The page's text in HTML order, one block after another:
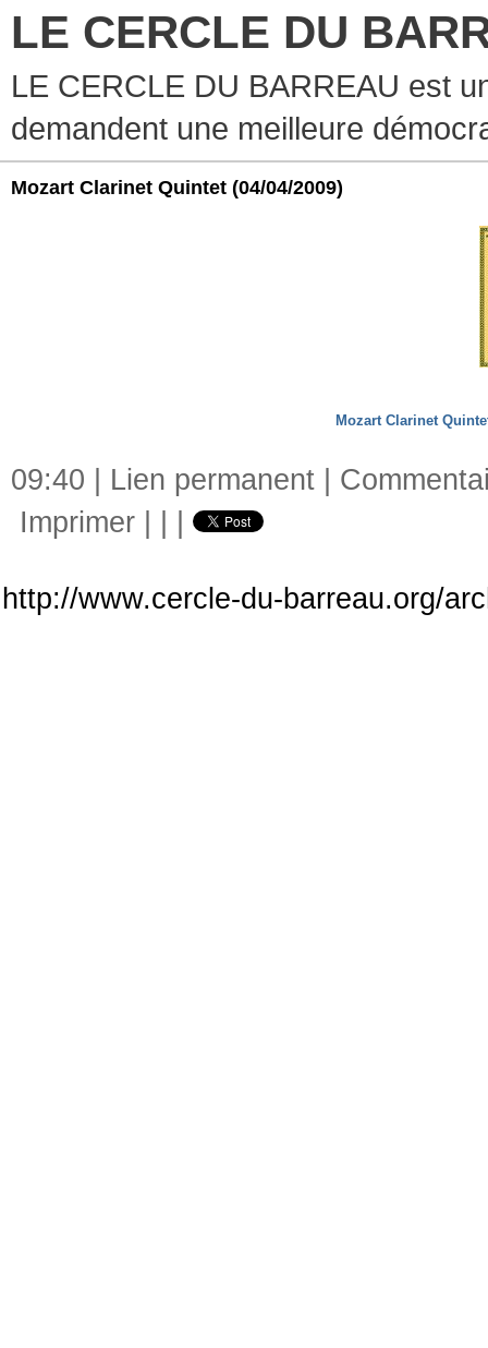
LE CERCLE DU
LE CERCLE DU BARREAU est
demandent une meilleure
Mozart Clarinet Quintet (04/04/2009)
Mozart Clarinet
09:40 | Lien permanent
Imprimer
http://www.cercle-du-barreau.org/